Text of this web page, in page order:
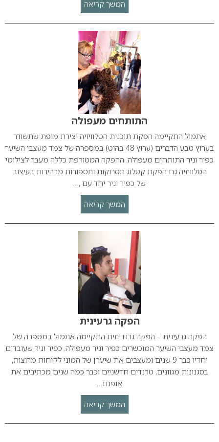
המשך קריאה
התותחים מעפולה
אתמול התקיימה הפקת תוכנית הטלוויזיה יצירת מופת שתשודר
בערוץ טבע הדברים (ערוץ 48 בהוט) במספרה של צמד מעצבי השיער
כפיר וניר התותחים מעפולה. ההפקה המטורפת כללה מעבר לצילומי
הטלוויזיה גם הפקת קטלוג תסרוקות ותספורות מרהיבות בעיצוב
של כפיר וניר יחד עם ,…
המשך קריאה
הפקה גרעינית
הפקה גרעינית – הפקה גרנדיוזית התקיימה אתמול במספרה של
צמד מעצבי השיער המוכשרים כפיר וניר מעפולה. כפיר וניר שעובדים
יחדיו כבר 9 שנים ומעצבים את שיערן של המוני לקוחות מרוצות,
בסגנונות מגוונים, טרנדים חדשניים וכבר כמה שנים מכתיבים את
אופנת…
המשך קריאה